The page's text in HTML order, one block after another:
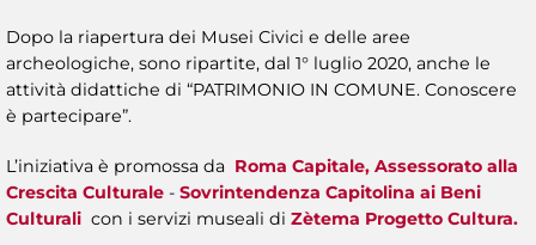
Dopo la riapertura dei Musei Civici e delle aree
archeologiche, sono ripartite, dal 1° luglio 2020, anche le
attività didattiche di “PATRIMONIO IN COMUNE. Conoscere
è partecipare”.
L’iniziativa è promossa da Roma Capitale, Assessorato alla
Crescita Culturale - Sovrintendenza Capitolina ai Beni
Culturali con i servizi museali di Zètema Progetto Cultura.